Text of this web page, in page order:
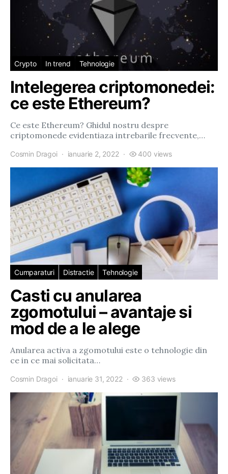
Crypto In trend Tehnologie
Intelegerea criptomonedei:
ce este Ethereum?
Ce este Ethereum? Ghidul nostru despre
criptomonede evidentiaza intrebarile frecvente,…
Cosmin Dragoi ianuarie 2, 2022 400 views
Cumparaturi Distractie Tehnologie
Casti cu anularea
zgomotului – avantaje si
mod de a le alege
Anularea activa a zgomotului este o tehnologie din
ce in ce mai solicitata…
Cosmin Dragoi ianuarie 31, 2022 363 views